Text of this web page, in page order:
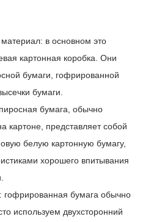
в основном это
картонная коробка. Они
бумаги, гофрированной
бумаги.
бумага, обычно
картоне, представляет собой
белую картонную бумагу,
хорошего впитывания
гофрированная бумага обычно
используем двухсторонний